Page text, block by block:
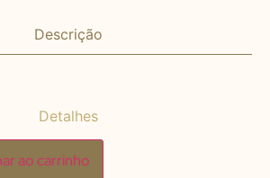
Descrição
Detalhes
ao carrinho